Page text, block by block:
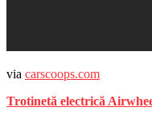
via carscoops.com
Trotinetă electrică